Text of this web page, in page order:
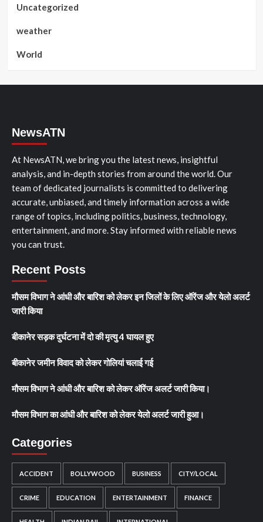
Uncategorized
weather
World
NewsATN
At NewsATN, we bring you the latest news, insightful
analysis, and in-depth stories from around the world. Our
team of dedicated journalists is committed to delivering
accurate, unbiased, and timely information across a wide
range of topics, including politics, business, technology,
entertainment, and more. Stay informed with reliable news
you can trust.
Recent Posts
मौसम विभाग ने आंधी और बारिश को लेकर इन जिलों के लिए ऑरेंज और येलो अलर्ट
जारी किया
बीकानेर सड़क दुर्घटना में दो की मृत्यु 4 घायल हुए
बीकानेर जमीन विवाद को लेकर गोलियां चलाई गई
मौसम विभाग ने आंधी और बारिश को लेकर ऑरेंज अलर्ट जारी किया।
मौसम विभाग का आंधी और बारिश को लेकर येलो अलर्ट जारी हुआ।
Categories
ACCIDENT BOLLYWOOD BUSINESS CITY/LOCAL
CRIME EDUCATION ENTERTAINMENT FINANCE